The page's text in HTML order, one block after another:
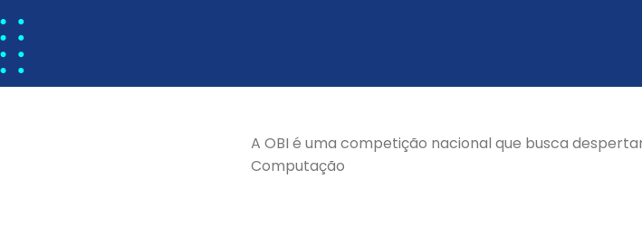
A OBI é uma competição nacional que busca
Computação